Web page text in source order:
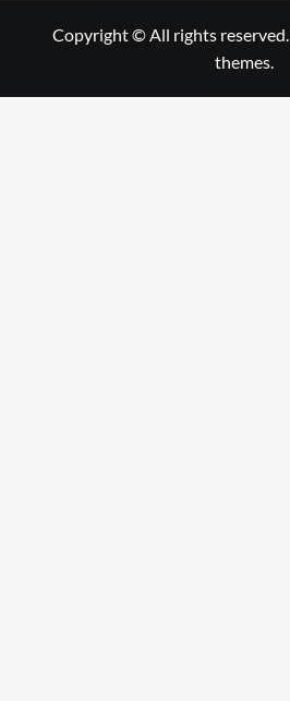
Copyright © All rights reserved.
themes.